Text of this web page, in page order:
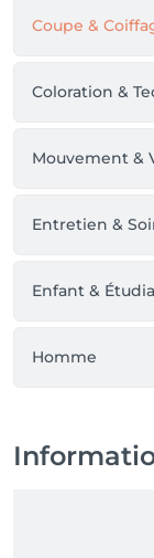
Coupe &
Coloration &
Mouvement &
Entretien &
Enfant &
Homme